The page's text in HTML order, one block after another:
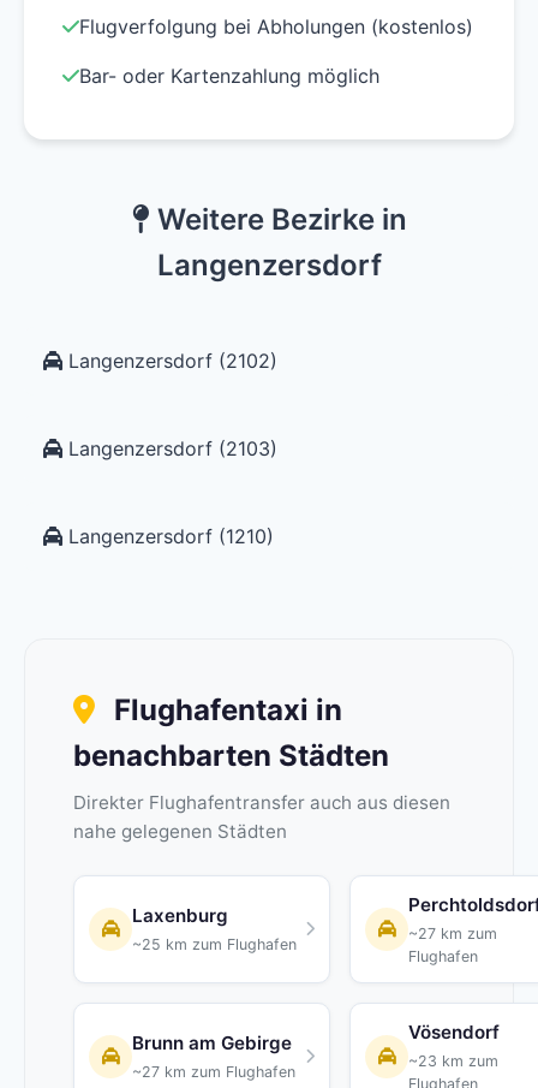
Flugverfolgung bei Abholungen (kostenlos)
Bar- oder Kartenzahlung möglich
Weitere Bezirke in
Langenzersdorf
Langenzersdorf (2102)
Langenzersdorf (2103)
Langenzersdorf (1210)
Flughafentaxi in
benachbarten Städten
Direkter Flughafentransfer auch aus diesen
nahe gelegenen Städten
Laxenburg
~25 km zum Flughafen
~27 km zum
Flughafen
Brunn am Gebirge
~27 km zum Flughafen
Vösendorf
~23 km zum
Flughafen